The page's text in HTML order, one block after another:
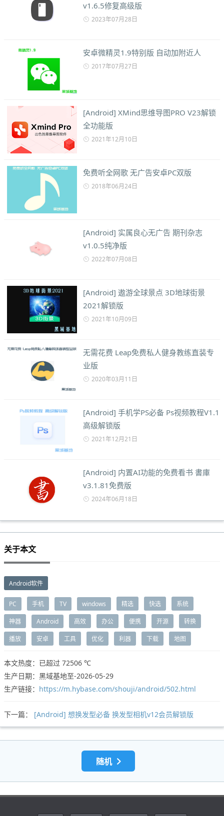
v1.6.5修复高级版
2023年07月28日
安卓微精灵1.9特别版 自动加附近人
2017年07月27日
[Android] XMind思维导图PRO V23解锁
全功能版
2021年12月10日
免费听全网歌 无广告安卓PC双版
2018年06月24日
[Android] 实属良心无广告 期刊杂志
v1.0.5纯净版
2022年07月08日
[Android] 遨游全球景点 3D地球街景
2021解锁版
2021年10月09日
无需花费 Leap免费私人健身教练直装专
业版
2020年03月11日
[Android] 手机学PS必备 Ps视频教程V1.1
高级解锁版
2021年12月21日
[Android] 内置AI功能的免费看书 書庫
v3.1.81免费版
2024年06月18日
关于本文
Android软件
PC 手机 TV windows 精选 快选 系统
神器 Android 高效 办公 便携 开源 转换
播放 安卓 工具 优化 利器 下载 地图
本文热度：已超过 72506 ℃
生产日期：黑域基地至-2026-05-29
生产链接： https://m.hybase.com/shouji/android/502.html
下一篇： [Android] 想换发型必备 换发型相机v12会员解锁版
随机